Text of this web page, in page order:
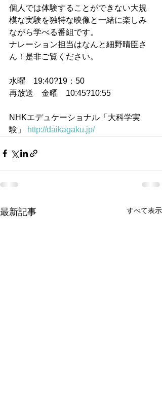
個人では体験することができない大規
模な実験を独特な映像と一緒に楽しみ
ながら学べる番組です。
ナレーション担当はなんと細野晴臣さ
ん！是非ご覧ください。
水曜　19:40?19：50
再放送　金曜　10:45?10:55
NHKエデュケーショナル「大科学実
験」
http://daikagaku.jp/
最新記事 すべて表示